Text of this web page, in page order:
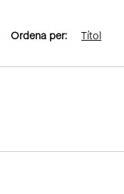
Ordena per: Títol